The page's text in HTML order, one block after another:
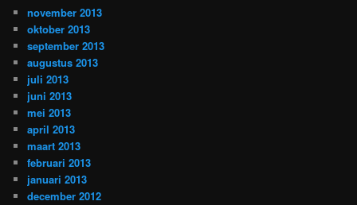
november 2013
oktober 2013
september 2013
augustus 2013
juli 2013
juni 2013
mei 2013
april 2013
maart 2013
februari 2013
januari 2013
december 2012